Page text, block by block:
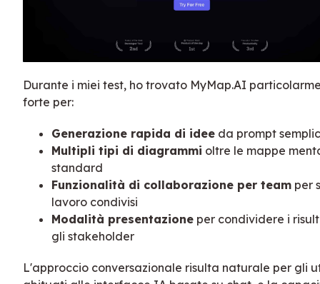
Durante i miei test, ho trovato MyMap.AI
forte per:
Generazione rapida di idee da prompt
Multipli tipi di diagrammi oltre le mappe
standard
Funzionalità di collaborazione per team per
lavoro condivisi
Modalità presentazione per condividere i
gli stakeholder
L'approccio conversazionale risulta naturale per gli